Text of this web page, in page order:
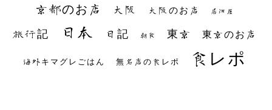
京都のお店 大阪 大阪のお店 居酒屋
旅行記 日本 日記 朝食 東京 東京のお店
海外キマグレごはん 無名店の食レポ 食レポ